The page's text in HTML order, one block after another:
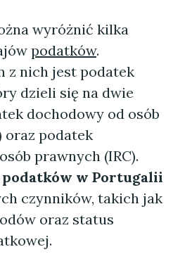
wyróżnić kilka
podatków.
z nich jest podatek
dzieli się na dwie
dochodowy od osób
oraz podatek
prawnych (IRC).
podatków w Portugalii
czynników, takich jak
oraz status